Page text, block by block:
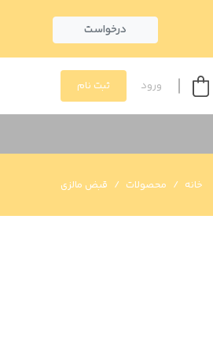
درخواست
ورود ثبت نام
خانه محصولات قبض مالزی